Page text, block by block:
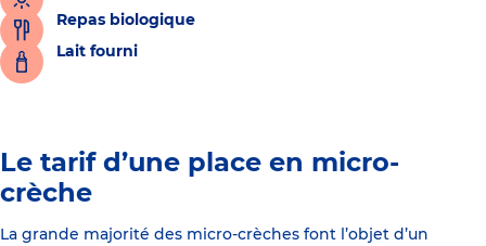
Repas biologique
Lait fourni
Le tarif d’une place en micro-
crèche
La grande majorité des micro-crèches font l’objet d’un